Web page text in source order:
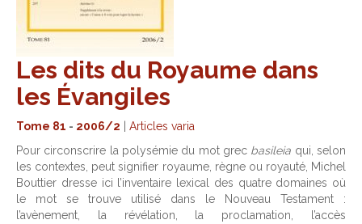
Les dits du Royaume dans
les Évangiles
Tome 81 - 2006/2
Articles varia
Pour circonscrire la polysémie du mot grec basileia qui, selon
les contextes, peut signifier royaume, règne ou royauté, Michel
Bouttier dresse ici l’inventaire lexical des quatre domaines où
le mot se trouve utilisé dans le Nouveau Testament :
l’avènement, la révélation, la proclamation, l’accès